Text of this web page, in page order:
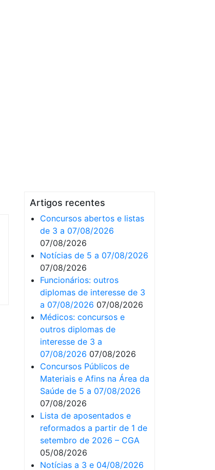
Artigos recentes
Concursos abertos e listas
de 3 a 07/08/2026
07/08/2026
Notícias de 5 a 07/08/2026
07/08/2026
Funcionários: outros
diplomas de interesse de 3
a 07/08/2026 07/08/2026
Médicos: concursos e
outros diplomas de
interesse de 3 a
07/08/2026 07/08/2026
Concursos Públicos de
Materiais e Afins na Área da
Saúde de 5 a 07/08/2026
07/08/2026
Lista de aposentados e
reformados a partir de 1 de
setembro de 2026 – CGA
05/08/2026
Notícias a 3 e 04/08/2026